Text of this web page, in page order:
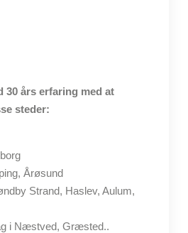
30 års erfaring med at
steder:
Årøsund
Strand, Haslev, Aulum,
i Næstved, Græsted..